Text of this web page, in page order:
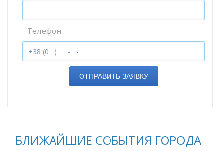
Телефон
ОТПРАВИТЬ ЗАЯВКУ
БЛИЖАЙШИЕ СОБЫТИЯ ГОРОДА